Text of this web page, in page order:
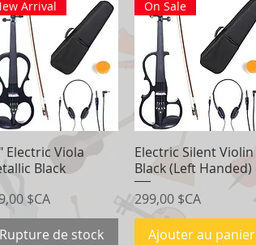
Aperçu rapide
Arrival
Electric Viola
Black
$CA
Rupture de stock
Aperçu rapide
On Sale
Electric Silent Violin
Black (Left Handed)
Prix
299,00 $CA
Ajouter au panier